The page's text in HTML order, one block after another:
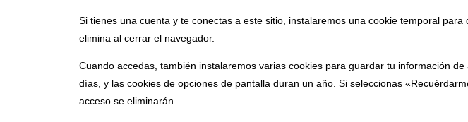
Si tienes una cuenta y te conectas a este sitio, instalaremos una cookie temporal
elimina al cerrar el navegador.
Cuando accedas, también instalaremos varias cookies para guardar tu información
días, y las cookies de opciones de pantalla duran un año. Si seleccionas
acceso se eliminarán.